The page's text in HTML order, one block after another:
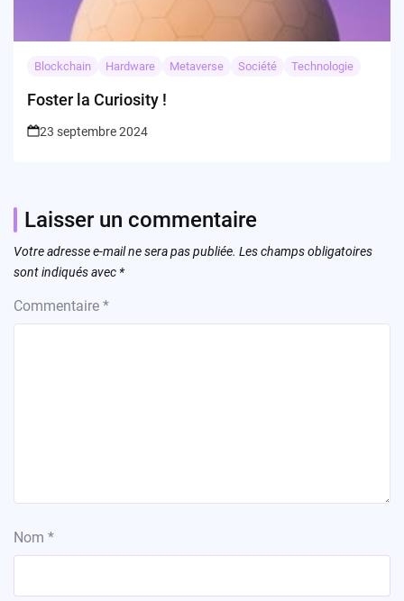
Blockchain Hardware Metaverse Société Technologie
Foster la Curiosity !
23 septembre 2024
Laisser un commentaire
Votre adresse e-mail ne sera pas publiée. Les champs obligatoires
sont indiqués avec *
Commentaire *
Nom *